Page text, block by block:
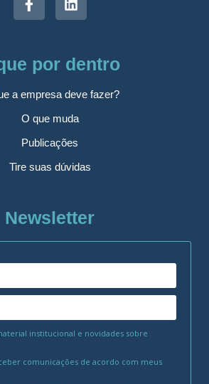
por dentro
a empresa deve fazer?
O que muda
Publicações
Tire suas dúvidas
Newsletter
institucional e novidades sobre
comunicações de acordo com meus